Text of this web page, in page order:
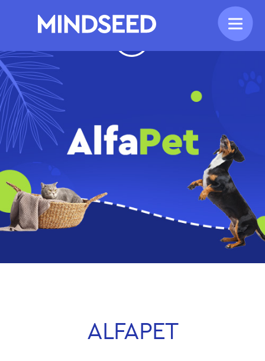
ALFAPET